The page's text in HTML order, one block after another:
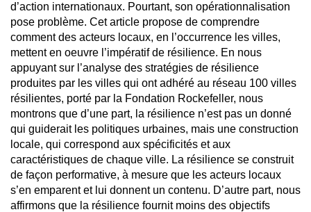
d’action internationaux. Pourtant, son opérationnalisation
pose problème. Cet article propose de comprendre
comment des acteurs locaux, en l’occurrence les villes,
mettent en oeuvre l’impératif de résilience. En nous
appuyant sur l’analyse des stratégies de résilience
produites par les villes qui ont adhéré au réseau 100 villes
résilientes, porté par la Fondation Rockefeller, nous
montrons que d’une part, la résilience n’est pas un donné
qui guiderait les politiques urbaines, mais une construction
locale, qui correspond aux spécificités et aux
caractéristiques de chaque ville. La résilience se construit
de façon performative, à mesure que les acteurs locaux
s’en emparent et lui donnent un contenu. D’autre part, nous
affirmons que la résilience fournit moins des objectifs